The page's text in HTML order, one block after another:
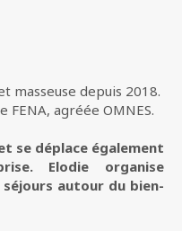
masseuse depuis 2018.
FENA, agréée OMNES.
se déplace également
Elodie organise
autour du bien-